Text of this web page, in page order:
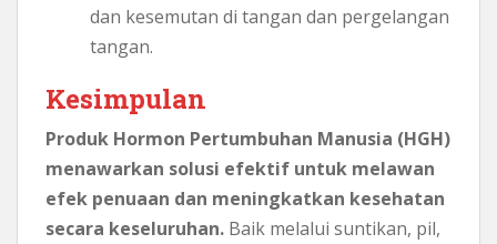
dan kesemutan di tangan dan pergelangan
tangan.
Kesimpulan
Produk Hormon Pertumbuhan Manusia (HGH)
menawarkan solusi efektif untuk melawan
efek penuaan dan meningkatkan kesehatan
secara keseluruhan. Baik melalui suntikan, pil,